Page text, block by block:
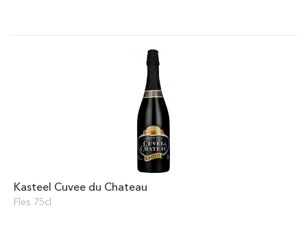
Kasteel Cuvee du Chateau
Fles 75cl